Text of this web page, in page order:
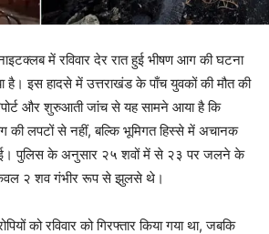
में रविवार देर रात हुई भीषण आग की घटना
है। इस हादसे में उत्तराखंड के पाँच युवकों की मौत की
और शुरुआती जांच से यह सामने आया है कि
की लपटों से नहीं, बल्कि भूमिगत हिस्से में अचानक
पुलिस के अनुसार २५ शवों में से २३ पर जलने के
२ शव गंभीर रूप से झुलसे थे।
को रविवार को गिरफ्तार किया गया था, जबकि